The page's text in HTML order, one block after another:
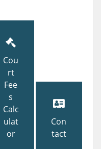
Cou
rt
Fee
s
Calc
ulat
or
Con
tact